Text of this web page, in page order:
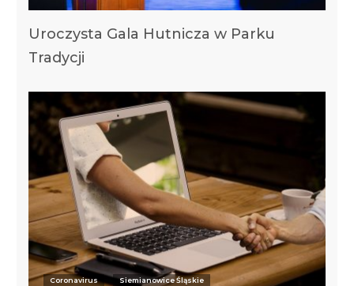
Uroczysta Gala Hutnicza w Parku
Tradycji
Coronavirus Siemianowice Śląskie